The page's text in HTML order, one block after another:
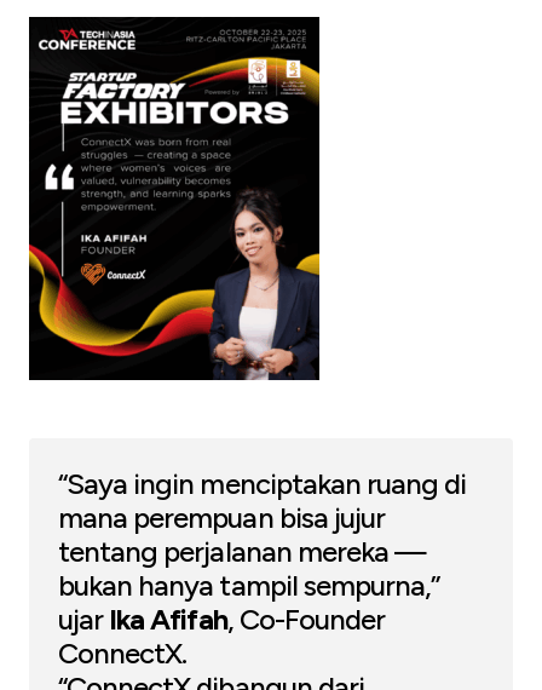
“Saya ingin menciptakan ruang di
mana perempuan bisa jujur
tentang perjalanan mereka —
bukan hanya tampil sempurna,”
ujar Ika Afifah, Co-Founder
ConnectX.